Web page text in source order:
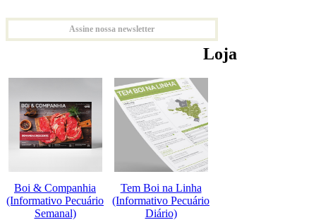
Assine nossa newsletter
Loja
Boi & Companhia
(Informativo Pecuário
Semanal)
Tem Boi na Linha
(Informativo Pecuário
Diário)